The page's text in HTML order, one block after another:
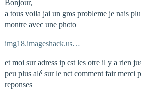
Bonjour,
a tous voila jai un gros probleme je nais
montre avec une photo
img18.imageshack.us…
et moi sur adress ip est les otre il y a rien
peu plus alé sur le net comment fair merci
reponses